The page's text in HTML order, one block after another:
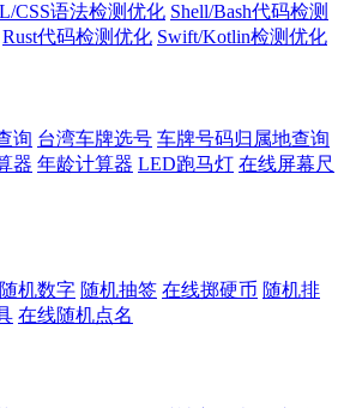
CSS语法检测优化 Shell/Bash代码检测
Rust代码检测优化 Swift/Kotlin检测优化
询 台湾车牌选号 车牌号码归属地查询
器 年龄计算器 LED跑马灯 在线屏幕尺
随机数字 随机抽签 在线掷硬币 随机排
在线随机点名